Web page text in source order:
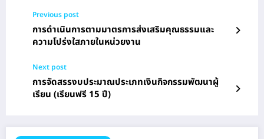
Previous post
การดำเนินการตามมาตรการส่งเสริมคุณธรรมและ
ความโปร่งใสภายในหน่วยงาน
Next post
การจัดสรรงบประมาณประเภทเงินกิจกรรมพัฒนาผู้
เรียน (เรียนฟรี 15 ปี)